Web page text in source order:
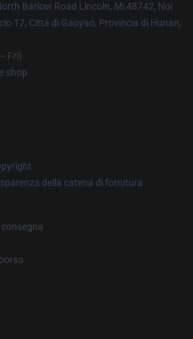
Barlow Road Lincoln, Mi 48742, Noi
17, Città di Gaoyao, Provincia di Hunan,
Fri)
della catena di fornitura